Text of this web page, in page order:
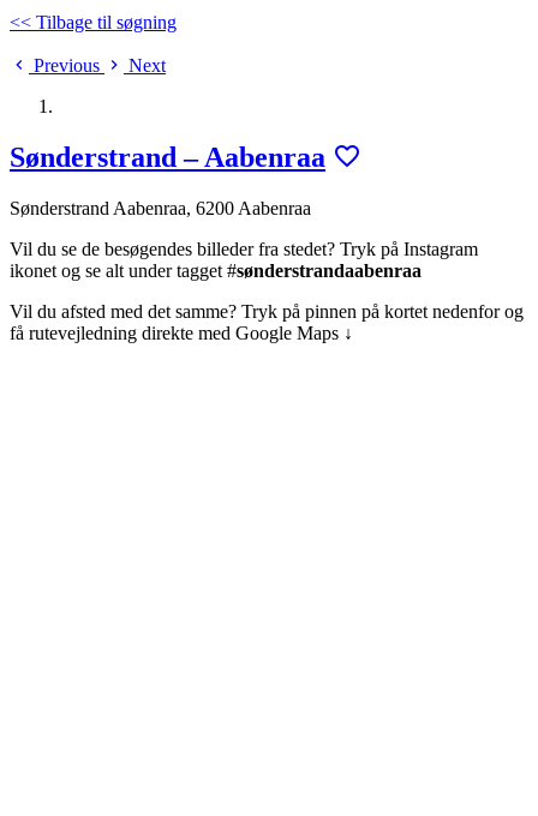
<< Tilbage til søgning
Previous Next
Sønderstrand – Aabenraa
Sønderstrand Aabenraa, 6200 Aabenraa
Vil du se de besøgendes billeder fra stedet? Tryk på Instagram
ikonet og se alt under tagget #sønderstrandaabenraa
Vil du afsted med det samme? Tryk på pinnen på kortet nedenfor og
få rutevejledning direkte med Google Maps ↓